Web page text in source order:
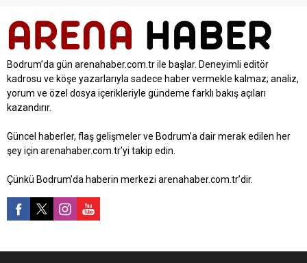
Bodrum’da gün arenahaber.com.tr ile başlar. Deneyimli editör
kadrosu ve köşe yazarlarıyla sadece haber vermekle kalmaz; analiz,
yorum ve özel dosya içerikleriyle gündeme farklı bakış açıları
kazandırır.
Güncel haberler, flaş gelişmeler ve Bodrum’a dair merak edilen her
şey için arenahaber.com.tr’yi takip edin.
Çünkü Bodrum’da haberin merkezi arenahaber.com.tr’dir.